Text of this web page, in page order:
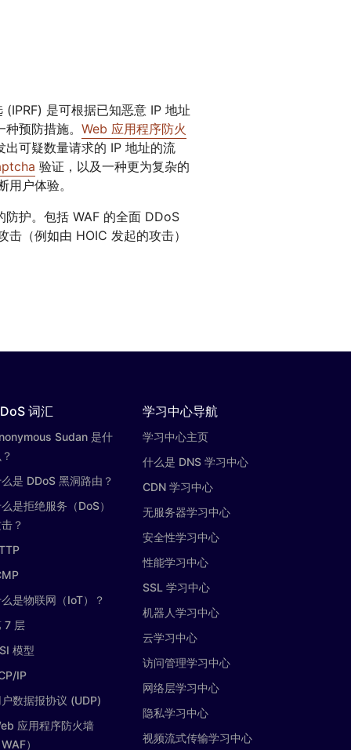
是可根据已知恶意 IP 地址
预防措施。 Web 应用程序防火
可疑数量请求的 IP 地址的流
验证，以及一种更为复杂的
户体验。
护。包括 WAF 的全面 DDoS
击（例如由 HOIC 发起的攻击）
词汇
Sudan 是什
是 DDoS 黑洞路由？
是拒绝服务（DoS）
？
是物联网（IoT）？
7 层
模型
IP
数据报协议 (UDP)
应用程序防火墙
）
学习中心导航
学习中心主页
什么是 DNS 学习中心
CDN 学习中心
无服务器学习中心
安全性学习中心
性能学习中心
SSL 学习中心
机器人学习中心
云学习中心
访问管理学习中心
网络层学习中心
隐私学习中心
视频流式传输学习中心